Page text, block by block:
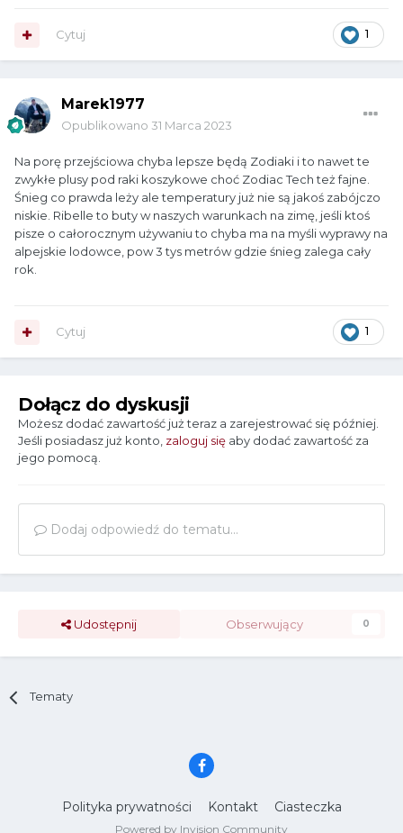
1
Cytuj
Marek1977
Opublikowano 31 Marca 2023
Na porę przejściowa chyba lepsze będą Zodiaki i to nawet te
zwykłe plusy pod raki koszykowe choć Zodiac Tech też fajne.
Śnieg co prawda leży ale temperatury już nie są jakoś zabójczo
niskie. Ribelle to buty w naszych warunkach na zimę, jeśli ktoś
pisze o całorocznym używaniu to chyba ma na myśli wyprawy na
alpejskie lodowce, pow 3 tys metrów gdzie śnieg zalega cały
rok.
1
Cytuj
Dołącz do dyskusji
Możesz dodać zawartość już teraz a zarejestrować się później.
Jeśli posiadasz już konto, zaloguj się aby dodać zawartość za
jego pomocą.
Dodaj odpowiedź do tematu...
Udostępnij Obserwujący 0
Tematy
Polityka prywatności Kontakt Ciasteczka
Powered by Invision Community